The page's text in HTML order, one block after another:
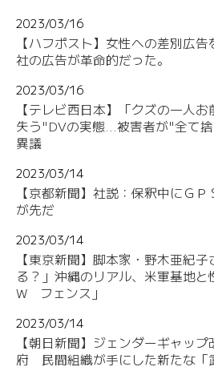
2023/03/16
【ハフポスト】女性への差別広
社の広告が革命的だった。
2023/03/16
【テレビ西日本】「クズの一人
失う"DVの実態...被害者が"全て
異議
2023/03/14
【京都新聞】社説：保釈中にＧ
が先だ
2023/03/14
【東京新聞】脚本家・野木亜紀
る？」沖縄のリアル、米軍基地
W フェンス」
2023/03/14
【朝日新聞】ジェンダーギャッ
府 民間組織が手にした新たな「